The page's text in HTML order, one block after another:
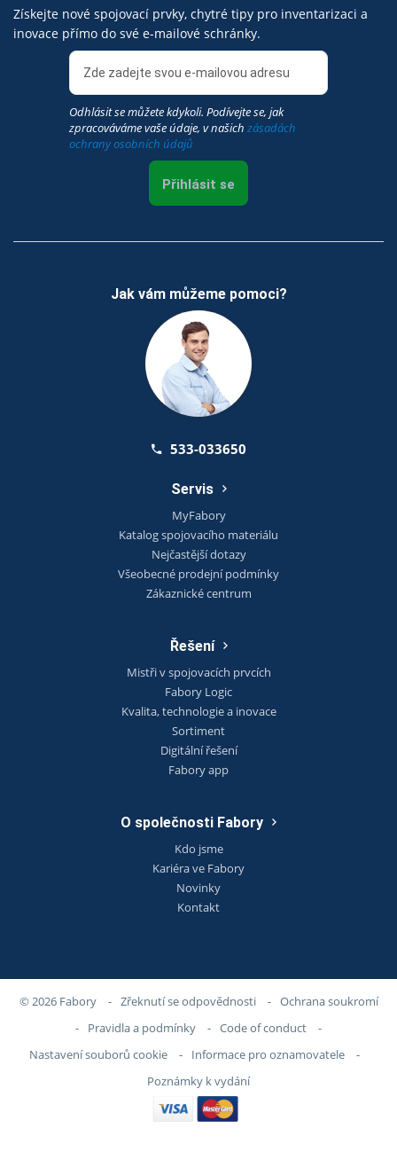
Získejte nové spojovací prvky, chytré tipy pro inventarizaci a
inovace přímo do své e-mailové schránky.
Odhlásit se můžete kdykoli. Podívejte se, jak
zpracováváme vaše údaje, v našich zásadách
ochrany osobních údajů
Přihlásit se
Jak vám můžeme pomoci?
533-033650
Servis
MyFabory
Katalog spojovacího materiálu
Nejčastější dotazy
Všeobecné prodejní podmínky
Zákaznické centrum
Řešení
Mistři v spojovacích prvcích
Fabory Logic
Kvalita, technologie a inovace
Sortiment
Digitální řešení
Fabory app
O společnosti Fabory
Kdo jsme
Kariéra ve Fabory
Novinky
Kontakt
© 2026 Fabory - Zřeknutí se odpovědnosti - Ochrana soukromí
-
Pravidla a podmínky - Code of conduct
-
Nastavení souborů cookie
- Informace pro oznamovatele
-
Poznámky k vydání